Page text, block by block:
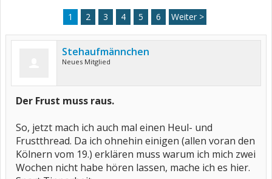
1 2 3 4 5 6 Weiter >
Stehaufmännchen
Neues Mitglied
Der Frust muss raus.
So, jetzt mach ich auch mal einen Heul- und
Frustthread. Da ich ohnehin einigen (allen voran den
Kölnern vom 19.) erklären muss warum ich mich zwei
Wochen nicht habe hören lassen, mache ich es hier.